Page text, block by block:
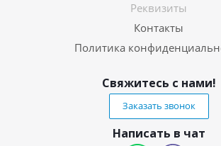
Реквизиты
Контакты
Политика
Свяжитесь с нами!
Заказать звонок
Написать в чат